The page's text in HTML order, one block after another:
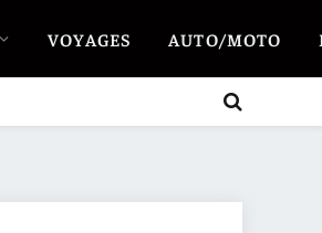
VOYAGES AUTO/MOTO